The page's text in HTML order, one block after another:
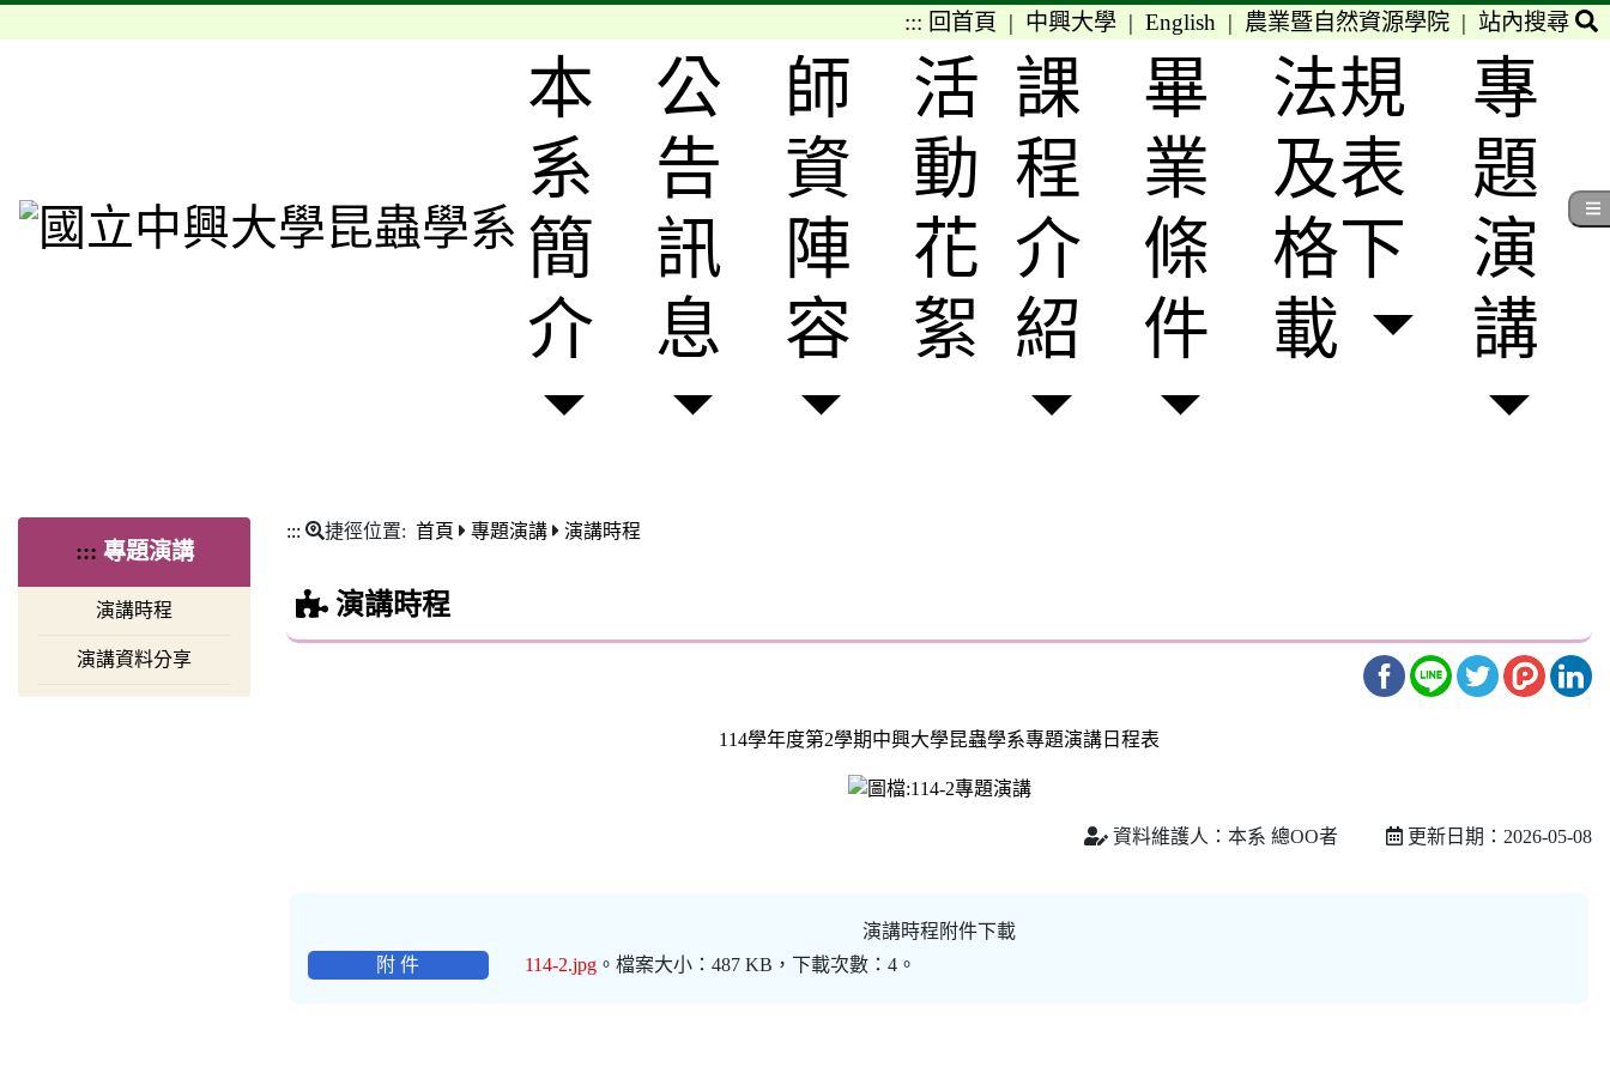
::: 回首頁 | 中興大學| English | 農業暨自然資源學院| 站內搜尋
本
系
簡
介
公
告
訊
息
師
資
陣
容
活
動
花
絮
課
程
介
紹
畢
業
條
件
法規
及表
格下
載
專
題
演
講
::: 專題演講
演講時程
演講資料分享
::: 捷徑位置: 首頁 專題演講 演講時程
演講時程
114學年度第2學期中興大學昆蟲學系專題演講日程表
資料維護人：本系 總OO者 更新日期：2026-05-08
演講時程附件下載
附 件
114-2.jpg。檔案大小：487 KB，下載次數：4。